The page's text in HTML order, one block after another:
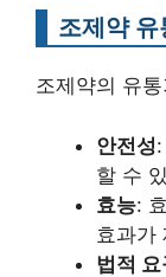
조제약
조제약의 유
안전성
할 수
효능:
효과가
법적 요